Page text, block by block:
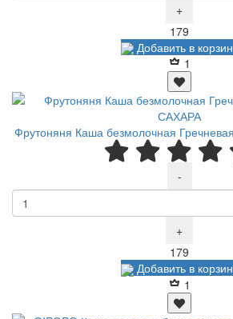
+
179
Добавить в
1
Фрутоняня Каша безмолочная
-
+
179
Добавить в
1